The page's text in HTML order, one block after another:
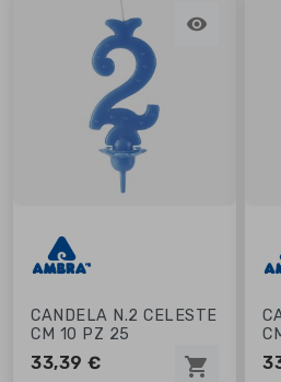

CANDELA N.2 CELESTE
CM 10 PZ 25
33,39 € shopping_cart